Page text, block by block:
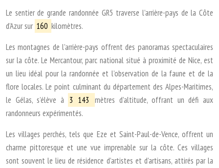
Le sentier de grande randonnée GR5 traverse l’arrière-pays de la Côte
d’Azur sur 160 kilomètres.
Les montagnes de l’arrière-pays offrent des panoramas spectaculaires
sur la côte. Le Mercantour, parc national situé à proximité de Nice, est
un lieu idéal pour la randonnée et l’observation de la faune et de la
flore locales. Le point culminant du département des Alpes-Maritimes,
le Gélas, s’élève à 3 143
mètres d’altitude, offrant un défi aux
randonneurs expérimentés.
Les villages perchés, tels que Eze et Saint-Paul-de-Vence, offrent un
charme pittoresque et une vue imprenable sur la côte. Ces villages
sont souvent le lieu de résidence d’artistes et d’artisans, attirés par la